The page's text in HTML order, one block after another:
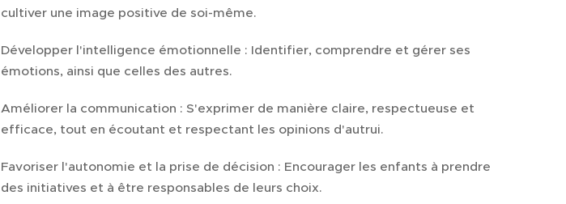
cultiver une image positive de soi-même.
Développer l'intelligence émotionnelle : Identifier, comprendre et gérer ses
émotions, ainsi que celles des autres.
Améliorer la communication : S'exprimer de manière claire, respectueuse et
efficace, tout en écoutant et respectant les opinions d'autrui.
Favoriser l'autonomie et la prise de décision : Encourager les enfants à prendre
des initiatives et à être responsables de leurs choix.